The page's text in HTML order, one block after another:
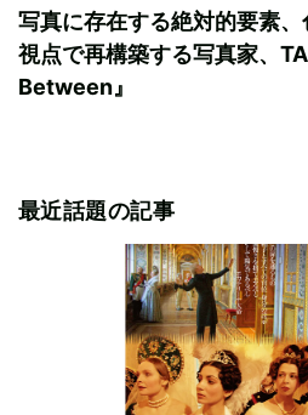
写真に存在する絶対的要素
視点で再構築する写真家、
Between』
最近話題の記事